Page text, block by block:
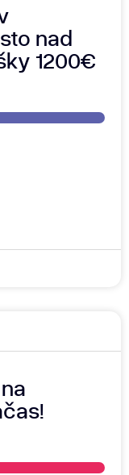
nad
1200€